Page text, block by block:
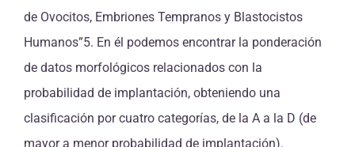
de Ovocitos, Embriones Tempranos y Blastocistos
Humanos”5. En él podemos encontrar la ponderación
de datos morfológicos relacionados con la
probabilidad de implantación, obteniendo una
clasificación por cuatro categorías, de la A a la D (de
mayor a menor probabilidad de implantación).